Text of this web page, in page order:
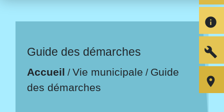
Guide des démarches
Accueil /Vie municipale / Guide
des démarches
info
build
room